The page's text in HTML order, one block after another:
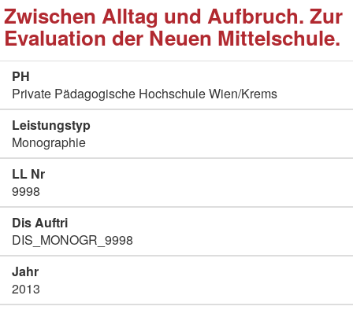
Zwischen Alltag und Aufbruch. Zur
Evaluation der Neuen Mittelschule.
PH
Private Pädagogische Hochschule Wien/Krems
Leistungstyp
Monographie
LL Nr
9998
Dis Auftri
DIS_MONOGR_9998
Jahr
2013